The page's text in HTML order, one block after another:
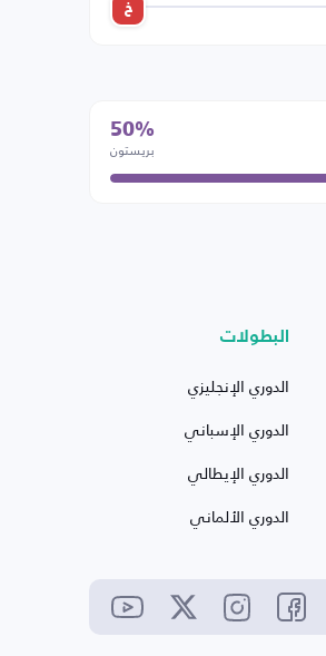
خ
50%
بريستون
البطولات
الدوري الإنجليزي
الدوري الإسباني
الدوري الإيطالي
الدوري الألماني